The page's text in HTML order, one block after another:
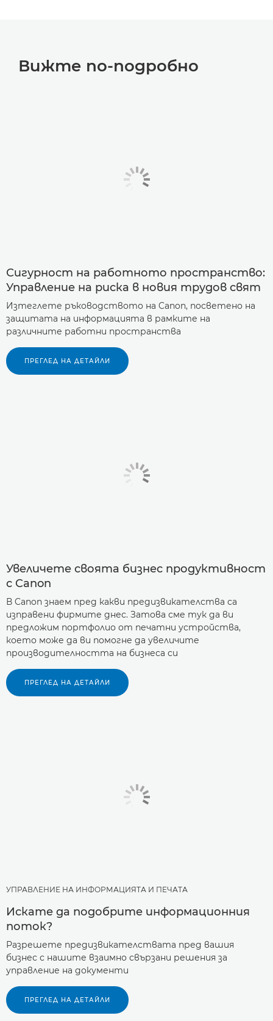
Вижте по-подробно
Сигурност на работното пространство:
Управление на риска в новия трудов свят
Изтеглете ръководството на Canon, посветено на
защитата на информацията в рамките на
различните работни пространства
ПРЕГЛЕД НА ДЕТАЙЛИ
Увеличете своята бизнес продуктивност
с Canon
В Canon знаем пред какви предизвикателства са
изправени фирмите днес. Затова сме тук да ви
предложим портфолио от печатни устройства,
което може да ви помогне да увеличите
производителността на бизнеса си
ПРЕГЛЕД НА ДЕТАЙЛИ
УПРАВЛЕНИЕ НА ИНФОРМАЦИЯТА И ПЕЧАТА
Искате да подобрите информационния
поток?
Разрешете предизвикателствата пред вашия
бизнес с нашите взаимно свързани решения за
управление на документи
ПРЕГЛЕД НА ДЕТАЙЛИ